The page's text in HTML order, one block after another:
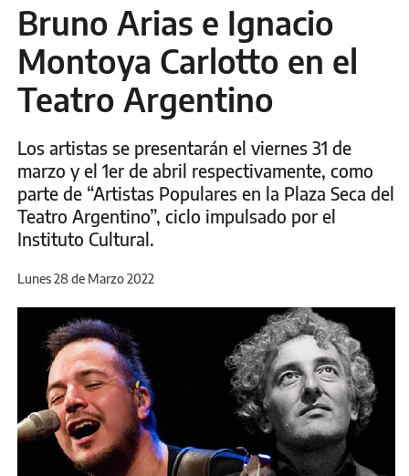
Bruno Arias e Ignacio
Montoya Carlotto en el
Teatro Argentino
Los artistas se presentarán el viernes 31 de
marzo y el 1er de abril respectivamente, como
parte de “Artistas Populares en la Plaza Seca del
Teatro Argentino”, ciclo impulsado por el
Instituto Cultural.
Lunes 28 de Marzo 2022